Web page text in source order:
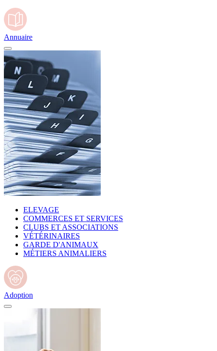
Annuaire
ELEVAGE
COMMERCES ET SERVICES
CLUBS ET ASSOCIATIONS
VÉTÉRINAIRES
GARDE D'ANIMAUX
MÉTIERS ANIMALIERS
Adoption